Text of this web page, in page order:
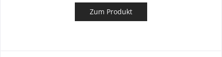
Zum Produkt